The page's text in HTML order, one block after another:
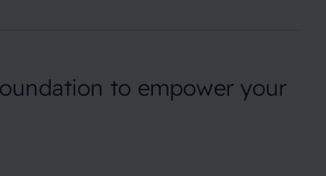
to empower your